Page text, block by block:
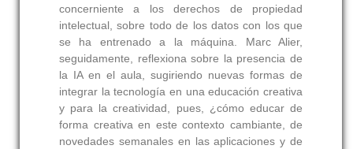
concerniente a los derechos de propiedad
intelectual, sobre todo de los datos con los que
se ha entrenado a la máquina. Marc Alier,
seguidamente, reflexiona sobre la presencia de
la IA en el aula, sugiriendo nuevas formas de
integrar la tecnología en una educación creativa
y para la creatividad, pues, ¿cómo educar de
forma creativa en este contexto cambiante, de
novedades semanales en las aplicaciones y de